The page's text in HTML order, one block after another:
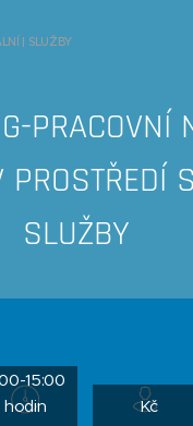
| SLUŽBY
PRACOVNÍ
SLUŽBY
15:00
hodin
Kč